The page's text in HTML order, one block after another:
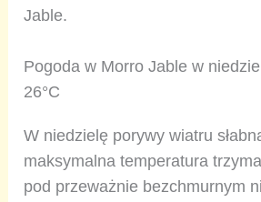
Jable.
Pogoda w Morro Jable w
26°C
W niedzielę porywy wiatru
maksymalna temperatura
pod przeważnie bezchmurnym